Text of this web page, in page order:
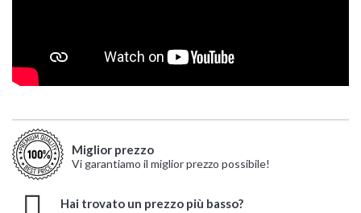
Miglior prezzo
Vi garantiamo il miglior prezzo possibile!
Hai trovato un prezzo più basso?